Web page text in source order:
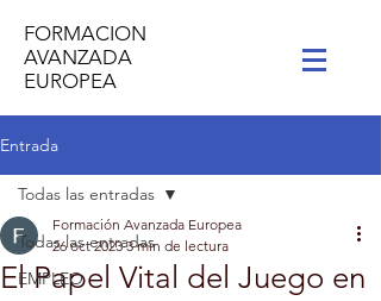
FORMACION
AVANZADA
EUROPEA
Entrada
Todas las entradas
EMPLEO
Todas las entradas
El Papel Vital del Juego en
Formación Avanzada Europea
26 oct 2023 3 min de lectura